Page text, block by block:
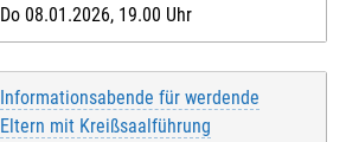
Do 08.01.2026, 19.00 Uhr
Informationsabende für werdende
Eltern mit Kreißsaalführung